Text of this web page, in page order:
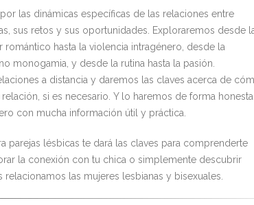
las dinámicas específicas de las relaciones entre
sus retos y sus oportunidades. Exploraremos desde
romántico hasta la violencia intragénero, desde la
monogamia, y desde la rutina hasta la pasión.
a distancia y daremos las claves acerca de
si es necesario. Y lo haremos de forma
con mucha información útil y práctica.
parejas lésbicas te dará las claves para comprenderte
la conexión con tu chica o simplemente descubrir
las mujeres lesbianas y bisexuales.